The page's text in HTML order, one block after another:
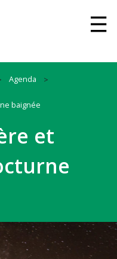
Agenda
baignée
et